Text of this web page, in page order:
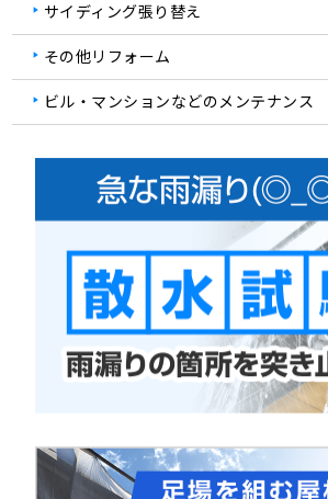
サイディング張り替え
その他リフォーム
ビル・マンションなどのメンテナンス